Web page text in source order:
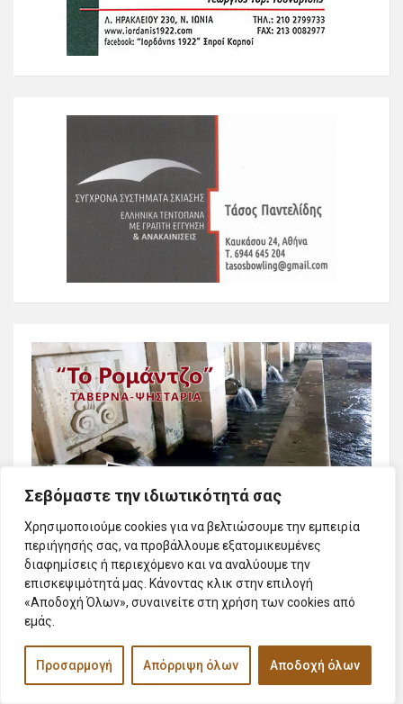
Σεβόμαστε την ιδιωτικότητά σας
Χρησιμοποιούμε cookies για να βελτιώσουμε την εμπειρία
περιήγησής σας, να προβάλλουμε εξατομικευμένες
διαφημίσεις ή περιεχόμενο και να αναλύουμε την
επισκεψιμότητά μας. Κάνοντας κλικ στην επιλογή
«Αποδοχή Όλων», συναινείτε στη χρήση των cookies από
εμάς.
Προσαρμογή Απόρριψη όλων Αποδοχή όλων